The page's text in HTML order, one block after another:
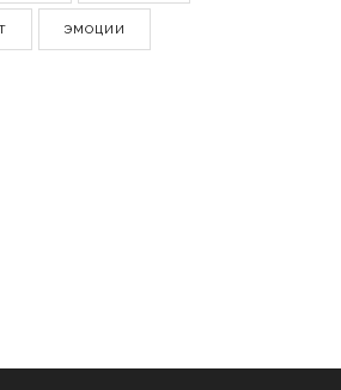
ЭМОЦИИ